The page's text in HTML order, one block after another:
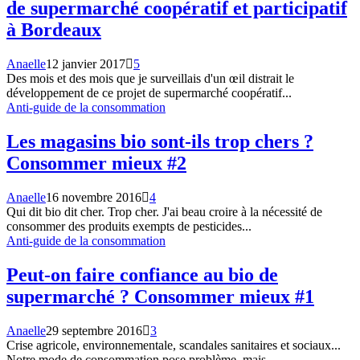
de supermarché coopératif et participatif
à Bordeaux
Anaelle12 janvier 2017
5
Des mois et des mois que je surveillais d'un œil distrait le
développement de ce projet de supermarché coopératif...
Anti-guide de la consommation
Les magasins bio sont-ils trop chers ?
Consommer mieux #2
Anaelle16 novembre 2016 4
Qui dit bio dit cher. Trop cher. J'ai beau croire à la nécessité de
consommer des produits exempts de pesticides...
Anti-guide de la consommation
Peut-on faire confiance au bio de
supermarché ? Consommer mieux #1
Anaelle29 septembre 2016 3
Crise agricole, environnementale, scandales sanitaires et sociaux...